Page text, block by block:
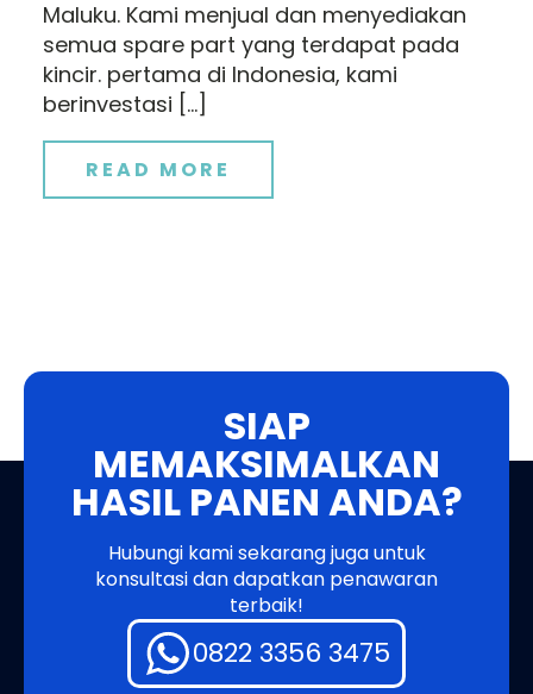
Maluku. Kami menjual dan menyediakan
semua spare part yang terdapat pada
kincir. pertama di Indonesia, kami
berinvestasi […]
READ MORE
SIAP
MEMAKSIMALKAN
HASIL PANEN ANDA?
Hubungi kami sekarang juga untuk
konsultasi dan dapatkan penawaran
terbaik!
0822 3356 3475